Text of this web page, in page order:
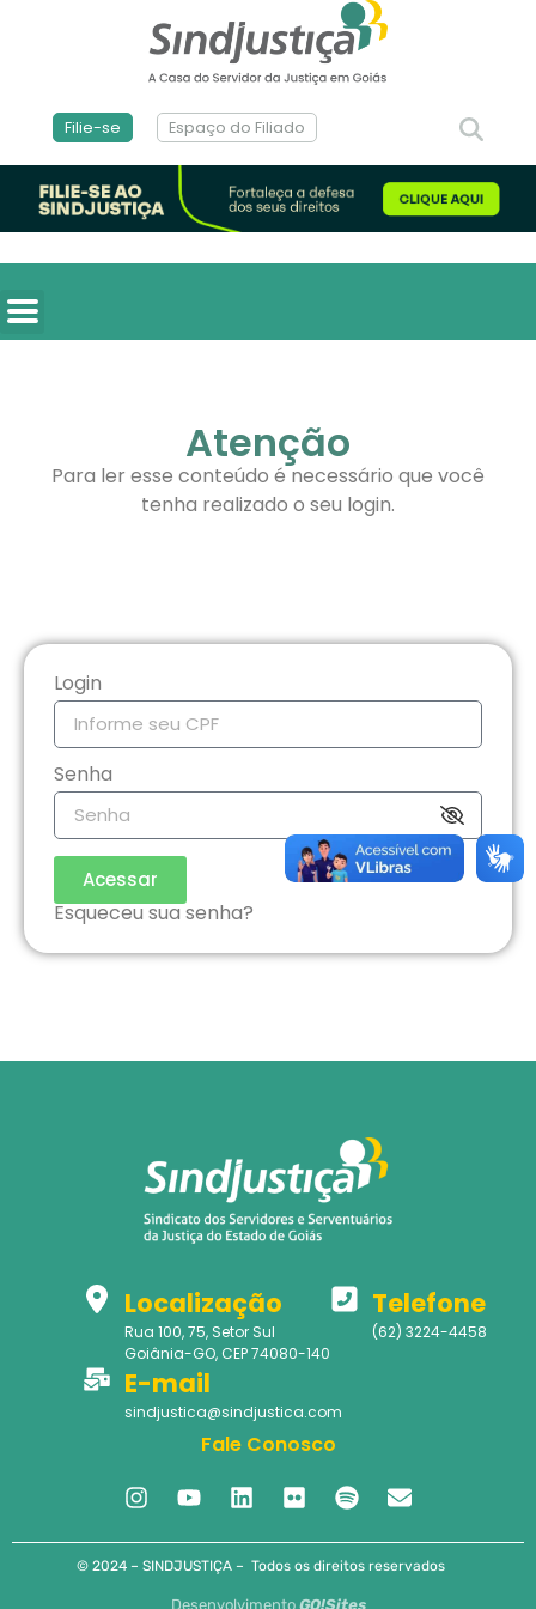
Filie-se Espaço do Filiado
Atenção
Para ler esse conteúdo é necessário que você
tenha realizado o seu login.
Login
Senha
Acessar
Esqueceu sua senha?
Localização
Rua 100, 75, Setor Sul
Goiânia-GO, CEP 74080-140
Telefone
(62) 3224-4458
E-mail
sindjustica@sindjustica.com
Fale Conosco
© 2024 – SINDJUSTIÇA – Todos os direitos reservados
Desenvolvimento GO!Sites